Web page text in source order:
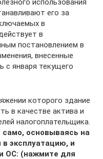
его за
в
в
постановлением в
внесенные
с января текущего
которого здание
в качестве актива и
налогоплательщика.
основываясь на
в эксплуатацию, и
ОС: (нажмите для